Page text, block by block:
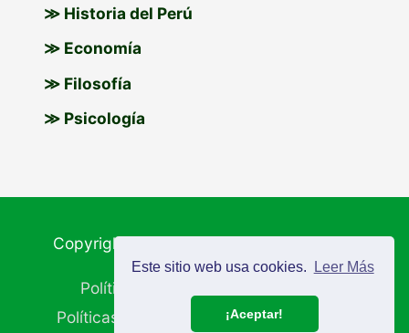
Este sitio web usa cookies. Leer Más
¡Aceptar!
≫ Historia del Perú
≫ Economía
≫ Filosofía
≫ Psicología
Copyright © 2026
Política de Cookies
Políticas de Privacidad
Mapa del Sitio